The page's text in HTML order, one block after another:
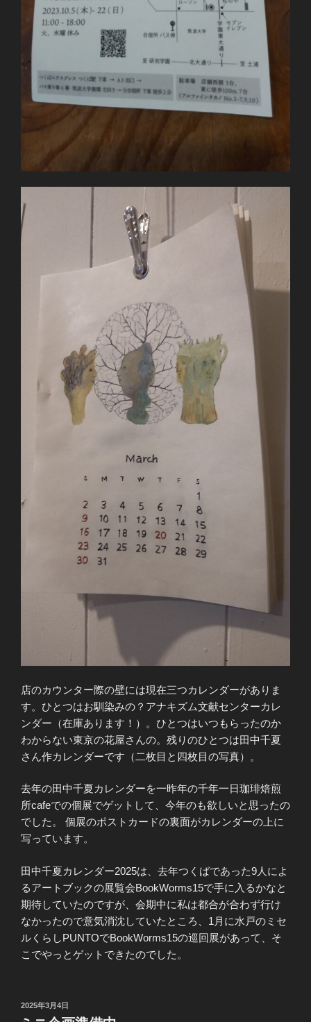
店のカウンター際の壁には現在三つカレンダーがありま
す。ひとつはお馴染みの？アナキズム文献センターカレ
ンダー（在庫あります！）。ひとつはいつもらったのか
わからない東京の花屋さんの。残りのひとつは田中千夏
さん作カレンダーです（二枚目と四枚目の写真）。
去年の田中千夏カレンダーを一昨年の千年一日珈琲焙煎
所cafeでの個展でゲットして、今年のも欲しいと思ったの
でした。 個展のポストカードの裏面がカレンダーの上に
写っています。
田中千夏カレンダー2025は、去年つくばであった9人によ
るアートブックの展覧会BookWorms15で手に入るかなと
期待していたのですが、会期中に私は都合が合わず行け
なかったので意気消沈していたところ、1月に水戸のミセ
ルくらしPUNTOでBookWorms15の巡回展があって、そ
こでやっとゲットできたのでした。
投
稿
2025年3月4日